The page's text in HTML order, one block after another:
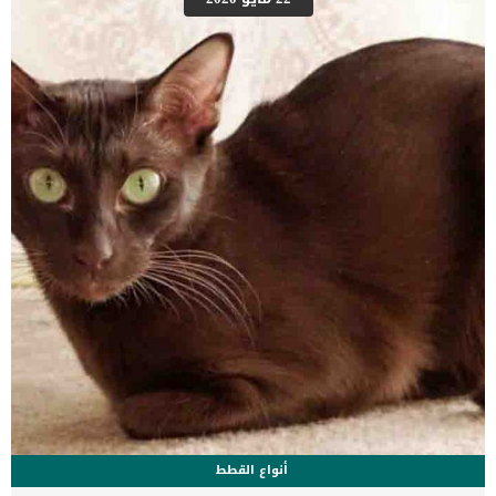
تحديد المناسب للقطة من خلال عدة عوامل مثل سنها وحالتها الصحية
والأعراض المرضية التى تعانى منها.كذلك التقنيات المتوفرة لدى العيادة
البيطرية تتحكم فى تحديد الطريقة المناسبة لحالة القطة مثل : جهاز ضبط
ميكانيكيالعلاج الطبيعى بالايدى مثل التدليك وجلسات المساج قد يتطلب
تحديد الموقع المحدد للمشكلة إجراء فحص بالأشعة السينية للهيكل
العظمي للقطط.سيقوم الطبيب بحركات دفع يدوية لاعادة المفاصل الى
وضعها السليم.بعد الانتهاء من الخطوات يجب على الطبيب التأكد […]
أنواع القطط